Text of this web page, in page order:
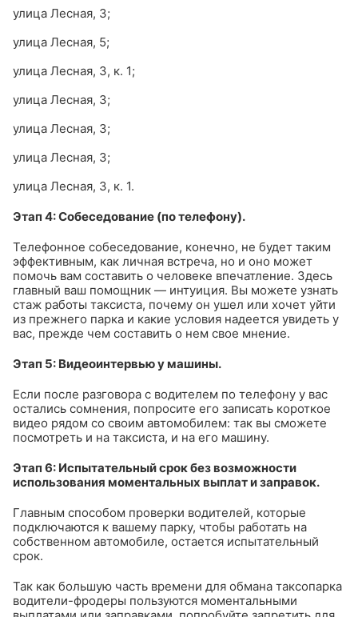
улица Лесная, 3;
улица Лесная, 5;
улица Лесная, 3, к. 1;
улица Лесная, 3;
улица Лесная, 3;
улица Лесная, 3;
улица Лесная, 3, к. 1.
Этап 4: Собеседование (по телефону).
Телефонное собеседование, конечно, не будет таким
эффективным, как личная встреча, но и оно может
помочь вам составить о человеке впечатление. Здесь
главный ваш помощник — интуиция. Вы можете узнать
стаж работы таксиста, почему он ушел или хочет уйти
из прежнего парка и какие условия надеется увидеть у
вас, прежде чем составить о нем свое мнение.
Этап 5: Видеоинтервью у машины.
Если после разговора с водителем по телефону у вас
остались сомнения, попросите его записать короткое
видео рядом со своим автомобилем: так вы сможете
посмотреть и на таксиста, и на его машину.
Этап 6: Испытательный срок без возможности
использования моментальных выплат и заправок.
Главным способом проверки водителей, которые
подключаются к вашему парку, чтобы работать на
собственном автомобиле, остается испытательный
срок.
Так как большую часть времени для обмана таксопарка
водители-фродеры пользуются моментальными